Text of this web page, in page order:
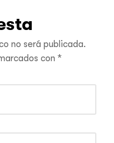
no será publicada.
con *